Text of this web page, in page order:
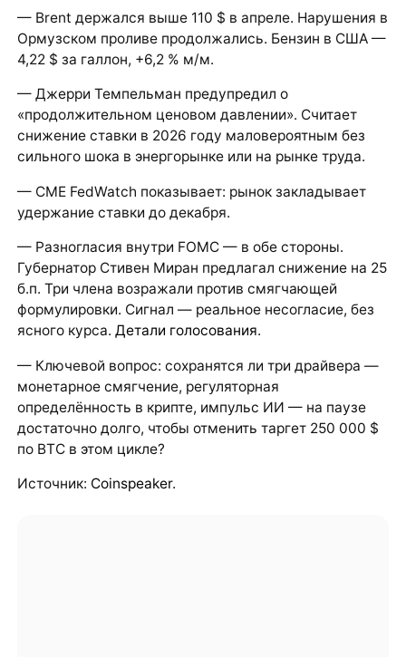
— Brent держался выше 110 $ в апреле. Нарушения в
Ормузском проливе продолжались. Бензин в США —
4,22 $ за галлон, +6,2 % м/м.
— Джерри Темпельман предупредил о
«продолжительном ценовом давлении». Считает
снижение ставки в 2026 году маловероятным без
сильного шока в энергорынке или на рынке труда.
— CME FedWatch показывает: рынок закладывает
удержание ставки до декабря.
— Разногласия внутри FOMC — в обе стороны.
Губернатор Стивен Миран предлагал снижение на 25
б.п. Три члена возражали против смягчающей
формулировки. Сигнал — реальное несогласие, без
ясного курса. Детали голосования.
— Ключевой вопрос: сохранятся ли три драйвера —
монетарное смягчение, регуляторная
определённость в крипте, импульс ИИ — на паузе
достаточно долго, чтобы отменить таргет 250 000 $
по BTC в этом цикле?
Источник: Coinspeaker.